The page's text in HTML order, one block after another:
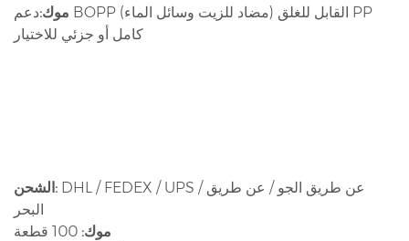
موك:دعم BOPP القابل للغلق (مضاد للزيت وسائل الماء) PP
كامل أو جزئي للاختيار
الشحن: DHL / FEDEX / UPS / عن طريق الجو / عن طريق
البحر
موك: